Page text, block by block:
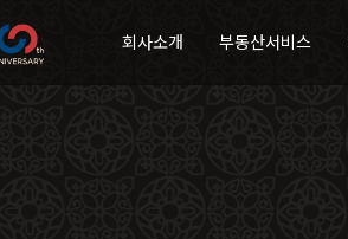
회사소개 부동산서비스